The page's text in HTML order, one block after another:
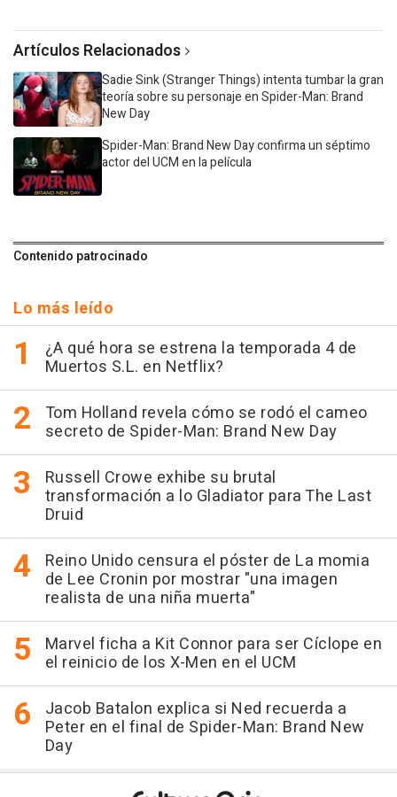
Artículos Relacionados
Sadie Sink (Stranger Things) intenta tumbar la gran
teoría sobre su personaje en Spider-Man: Brand
New Day
Spider-Man: Brand New Day confirma un séptimo
actor del UCM en la película
Contenido patrocinado
Lo más leído
¿A qué hora se estrena la temporada 4 de
Muertos S.L. en Netflix?
Tom Holland revela cómo se rodó el cameo
secreto de Spider-Man: Brand New Day
Russell Crowe exhibe su brutal
transformación a lo Gladiator para The Last
Druid
Reino Unido censura el póster de La momia
de Lee Cronin por mostrar "una imagen
realista de una niña muerta"
Marvel ficha a Kit Connor para ser Cíclope en
el reinicio de los X-Men en el UCM
Jacob Batalon explica si Ned recuerda a
Peter en el final de Spider-Man: Brand New
Day